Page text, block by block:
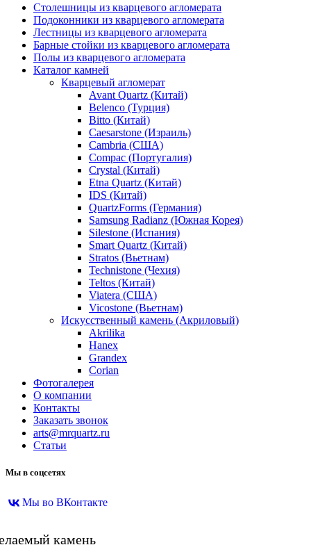
Столешницы из кварцевого агломерата
Подоконники из кварцевого агломерата
Лестницы из кварцевого агломерата
Барные стойки из кварцевого агломерата
Полы из кварцевого агломерата
Каталог камней
Кварцевый агломерат
Avant Quartz (Китай)
Belenco (Турция)
Bitto (Китай)
Caesarstone (Израиль)
Cambria (США)
Compac (Португалия)
Crystal (Китай)
Etna Quartz (Китай)
IDS (Китай)
QuartzForms (Германия)
Samsung Radianz (Южная Корея)
Silestone (Испания)
Smart Quartz (Китай)
Stratos (Вьетнам)
Technistone (Чехия)
Teltos (Китай)
Viatera (США)
Vicostone (Вьетнам)
Искусственный камень (Акриловый)
Akrilika
Hanex
Grandex
Corian
Фотогалерея
О компании
Контакты
Заказать звонок
arts@mrquartz.ru
Статьи
Мы в соцсетях
Мы во ВКонтакте
камень